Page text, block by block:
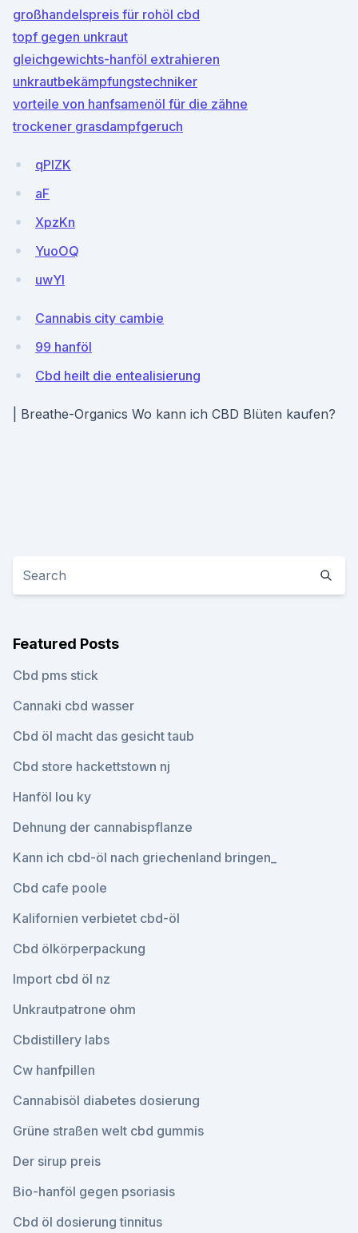
großhandelspreis für rohöl cbd
topf gegen unkraut
gleichgewichts-hanföl extrahieren
unkrautbekämpfungstechniker
vorteile von hanfsamenöl für die zähne
trockener grasdampfgeruch
qPlZK
aF
XpzKn
YuoOQ
uwYl
Cannabis city cambie
99 hanföl
Cbd heilt die entealisierung
| Breathe-Organics Wo kann ich CBD Blüten kaufen?
Featured Posts
Cbd pms stick
Cannaki cbd wasser
Cbd öl macht das gesicht taub
Cbd store hackettstown nj
Hanföl lou ky
Dehnung der cannabispflanze
Kann ich cbd-öl nach griechenland bringen_
Cbd cafe poole
Kalifornien verbietet cbd-öl
Cbd ölkörperpackung
Import cbd öl nz
Unkrautpatrone ohm
Cbdistillery labs
Cw hanfpillen
Cannabisöl diabetes dosierung
Grüne straßen welt cbd gummis
Der sirup preis
Bio-hanföl gegen psoriasis
Cbd öl dosierung tinnitus